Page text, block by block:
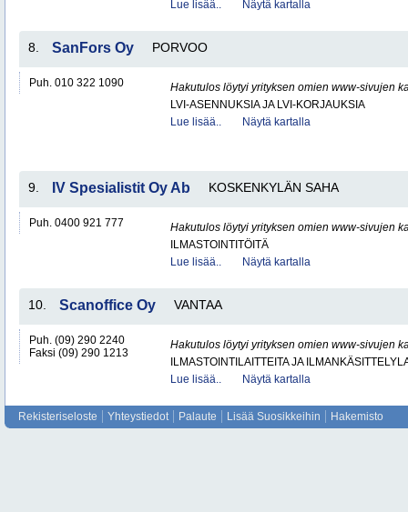
Lue lisää..
Näytä kartalla
8. SanFors Oy PORVOO
Puh. 010 322 1090
Hakutulos löytyi yrityksen omien www-sivujen
LVI-ASENNUKSIA JA LVI-KORJAUKSIA
Lue lisää..
Näytä kartalla
9. IV Spesialistit Oy Ab KOSKENKYLÄN SAHA
Puh. 0400 921 777
Hakutulos löytyi yrityksen omien www-sivujen
ILMASTOINTITÖITÄ
Lue lisää..
Näytä kartalla
10. Scanoffice Oy VANTAA
Puh. (09) 290 2240
Faksi (09) 290 1213
Hakutulos löytyi yrityksen omien www-sivujen
ILMASTOINTILAITTEITA JA
Lue lisää..
Näytä kartalla
Rekisteriseloste Yhteystiedot Palaute Lisää Suosikkeihin Hakemisto